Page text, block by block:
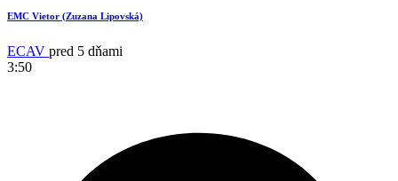
EMC Vietor (Zuzana Lipovská)
ECAV pred 5 dňami
3:50